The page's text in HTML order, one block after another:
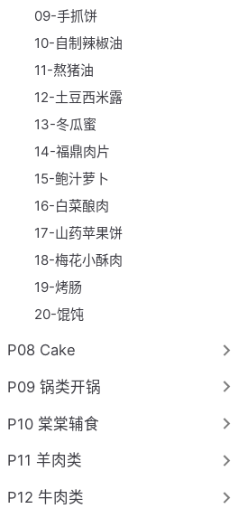
09-手抓饼
10-自制辣椒油
11-熬猪油
12-土豆西米露
13-冬瓜蜜
14-福鼎肉片
15-鲍汁萝卜
16-白菜酿肉
17-山药苹果饼
18-梅花小酥肉
19-烤肠
20-馄饨
P08 Cake
P09 锅类开锅
P10 棠棠辅食
P11 羊肉类
P12 牛肉类